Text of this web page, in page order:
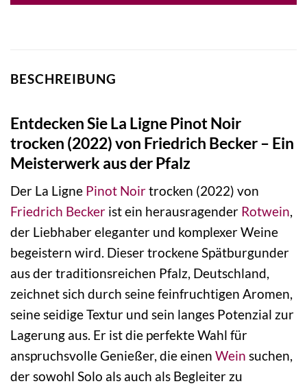
BESCHREIBUNG
Entdecken Sie La Ligne Pinot Noir
trocken (2022) von Friedrich Becker – Ein
Meisterwerk aus der Pfalz
Der La Ligne Pinot Noirtrocken (2022) von
Friedrich Becker ist ein herausragender Rotwein,
der Liebhaber eleganter und komplexer Weine
begeistern wird. Dieser trockene Spätburgunder
aus der traditionsreichen Pfalz, Deutschland,
zeichnet sich durch seine feinfruchtigen Aromen,
seine seidige Textur und sein langes Potenzial zur
Lagerung aus. Er ist die perfekte Wahl für
anspruchsvolle Genießer, die einen Wein suchen,
der sowohl Solo als auch als Begleiter zu